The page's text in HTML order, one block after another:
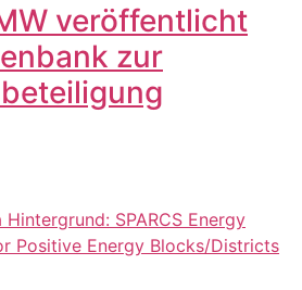
veröffentlicht
zur